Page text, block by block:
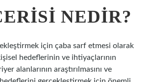
NEDIR?
için çaba sarf etmesi olarak
hedeflerinin ve ihtiyaçlarının
alanlarının araştırılmasını ve